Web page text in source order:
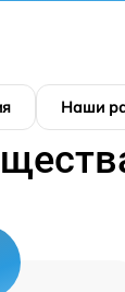
Наши